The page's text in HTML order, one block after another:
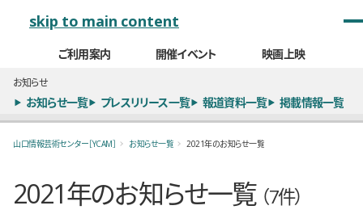
skip to main content
ご利用案内 開催イベント 映画上映
お知らせ
お知らせ一覧 プレスリリース一覧 報道資料一覧 掲載情報一覧
山口情報芸術センター［YCAM］ お知らせ一覧 2021年のお知らせ一覧
2021年のお知らせ一覧 （7件）